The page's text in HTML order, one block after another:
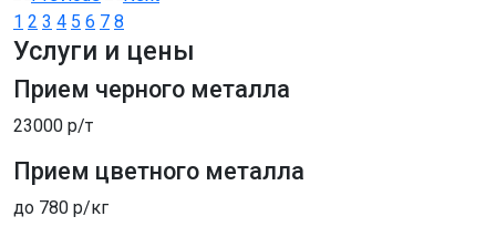
1 2 3 4 5 6 7 8
Услуги и цены
Прием черного металла
23000 р/т
Прием цветного металла
до 780 р/кг